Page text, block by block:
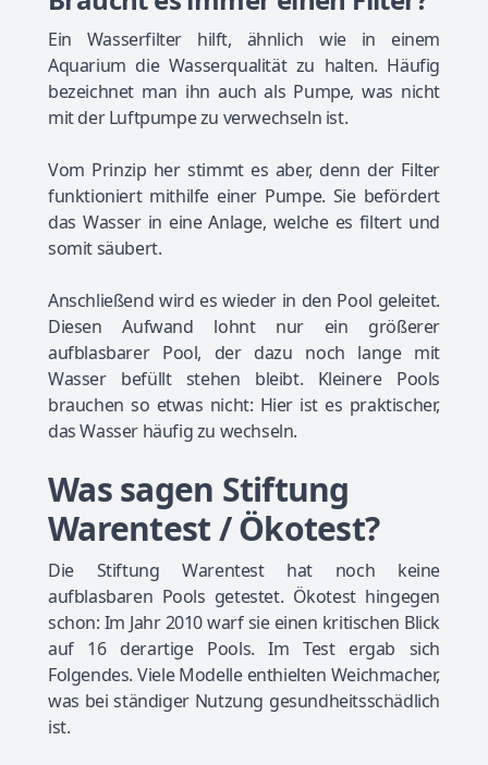
Ein Wasserfilter hilft, ähnlich wie in einem
Aquarium die Wasserqualität zu halten. Häufig
bezeichnet man ihn auch als Pumpe, was nicht
mit der Luftpumpe zu verwechseln ist.
Vom Prinzip her stimmt es aber, denn der Filter
funktioniert mithilfe einer Pumpe. Sie befördert
das Wasser in eine Anlage, welche es filtert und
somit säubert.
Anschließend wird es wieder in den Pool geleitet.
Diesen Aufwand lohnt nur ein größerer
aufblasbarer Pool, der dazu noch lange mit
Wasser befüllt stehen bleibt. Kleinere Pools
brauchen so etwas nicht: Hier ist es praktischer,
das Wasser häufig zu wechseln.
Was sagen Stiftung
Warentest / Ökotest?
Die Stiftung Warentest hat noch keine
aufblasbaren Pools getestet. Ökotest hingegen
schon: Im Jahr 2010 warf sie einen kritischen Blick
auf 16 derartige Pools. Im Test ergab sich
Folgendes. Viele Modelle enthielten Weichmacher,
was bei ständiger Nutzung gesundheitsschädlich
ist.